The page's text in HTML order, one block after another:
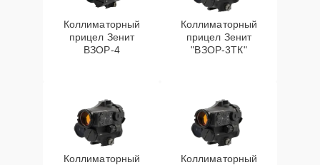
Коллиматорный
прицел Зенит
ВЗОР-4
Коллиматорный
прицел Зенит
"ВЗОР-3ТК"
Коллиматорный
Коллиматорный